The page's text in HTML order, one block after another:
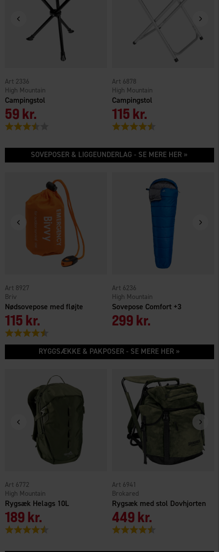
Campingstol
High Mountain
2336
59 kr.
Vurdering:
Campingstol
High Mountain
6878
115 kr.
Vurdering:
SOVEPOSER & LIGGEUNDERLAG - SE MERE HER »
Nødsovepose med fløjte
Briv
8927
115 kr.
Vurdering:
Sovepose Comfort +3
High Mountain
6236
299 kr.
RYGGSÆKKE & PAKPOSER - SE MERE HER »
Rygsæk Helags 10L
High Mountain
6772
189 kr.
Vurdering:
Rygsæk med stol Dovhjorten
Brokared
6941
449 kr.
Vurdering: